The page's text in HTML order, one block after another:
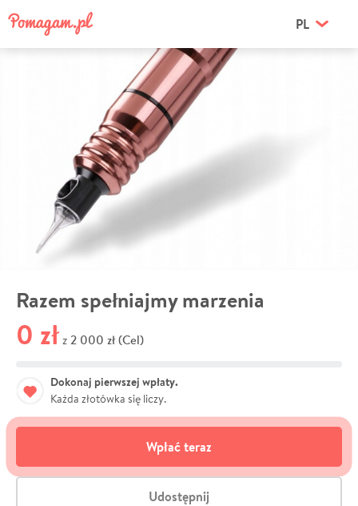
PL
Razem spełniajmy marzenia
0 zł z 2 000 zł (Cel)
Dokonaj pierwszej wpłaty.
Każda złotówka się liczy.
Wpłać teraz
Udostępnij